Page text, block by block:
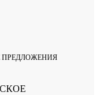
ПРЕДЛОЖЕНИЯ